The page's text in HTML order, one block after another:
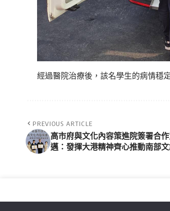
經過醫院治療後，該名學生的病情穩
PREVIOUS ARTICLE
高市府與文化內容策進院簽署合
邁：發揮大港精神齊心推動南部